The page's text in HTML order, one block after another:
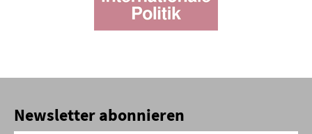
Newsletter abonnieren